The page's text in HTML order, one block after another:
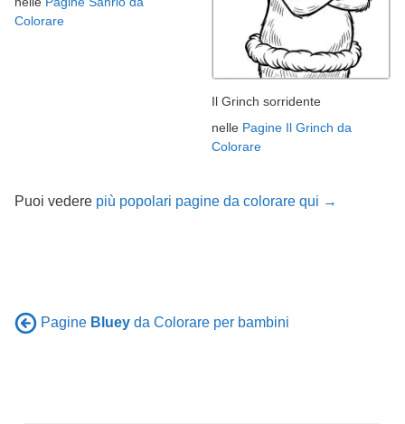
Colorare
Il Grinch sorridente
nelle Pagine Il Grinch da
Colorare
Puoi vedere più popolari pagine da colorare qui →
Pagine Bluey da Colorare per bambini